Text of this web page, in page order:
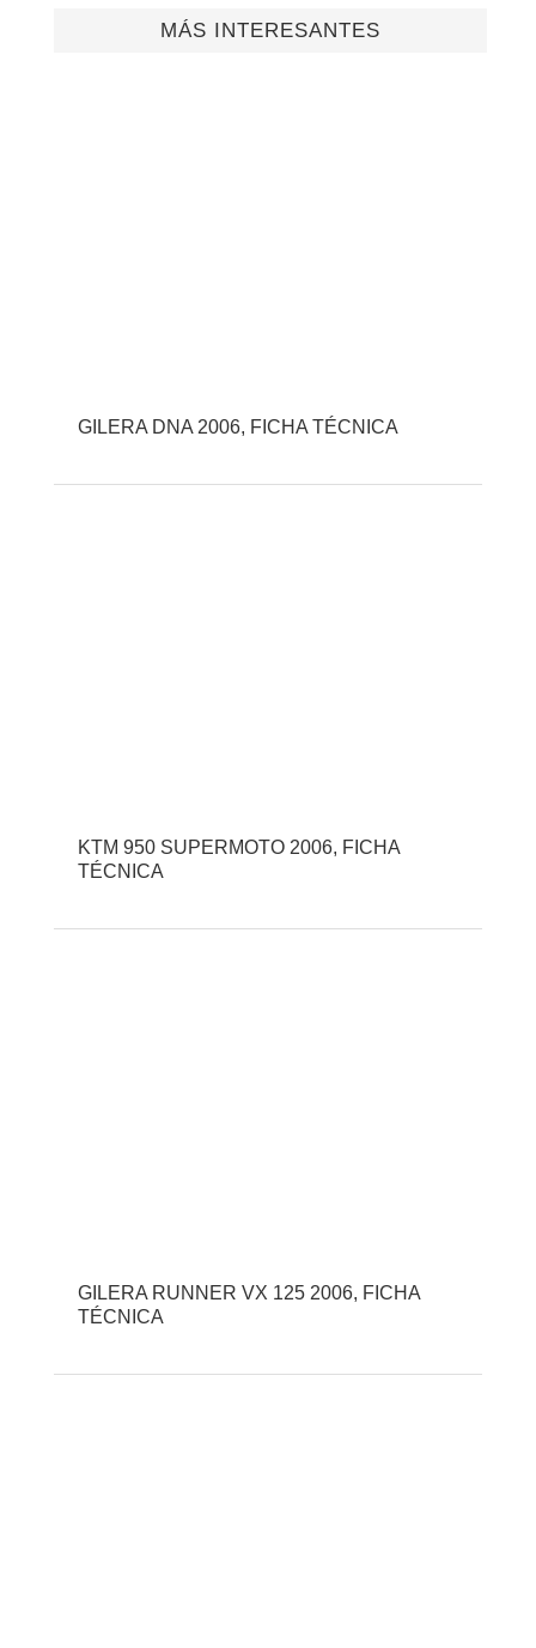
MÁS INTERESANTES
GILERA DNA 2006, FICHA TÉCNICA
KTM 950 SUPERMOTO 2006, FICHA
TÉCNICA
GILERA RUNNER VX 125 2006, FICHA
TÉCNICA